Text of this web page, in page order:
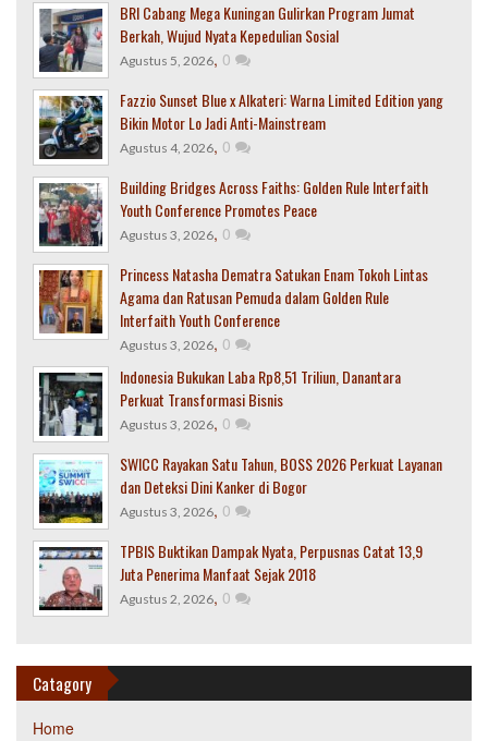
BRI Cabang Mega Kuningan Gulirkan Program Jumat
Berkah, Wujud Nyata Kepedulian Sosial
Agustus 5, 2026, 0
Fazzio Sunset Blue x Alkateri: Warna Limited Edition yang
Bikin Motor Lo Jadi Anti-Mainstream
Agustus 4, 2026, 0
Building Bridges Across Faiths: Golden Rule Interfaith
Youth Conference Promotes Peace
Agustus 3, 2026, 0
Princess Natasha Dematra Satukan Enam Tokoh Lintas
Agama dan Ratusan Pemuda dalam Golden Rule
Interfaith Youth Conference
Agustus 3, 2026, 0
Indonesia Bukukan Laba Rp8,51 Triliun, Danantara
Perkuat Transformasi Bisnis
Agustus 3, 2026, 0
SWICC Rayakan Satu Tahun, BOSS 2026 Perkuat Layanan
dan Deteksi Dini Kanker di Bogor
Agustus 3, 2026, 0
TPBIS Buktikan Dampak Nyata, Perpusnas Catat 13,9
Juta Penerima Manfaat Sejak 2018
Agustus 2, 2026, 0
Catagory
Home